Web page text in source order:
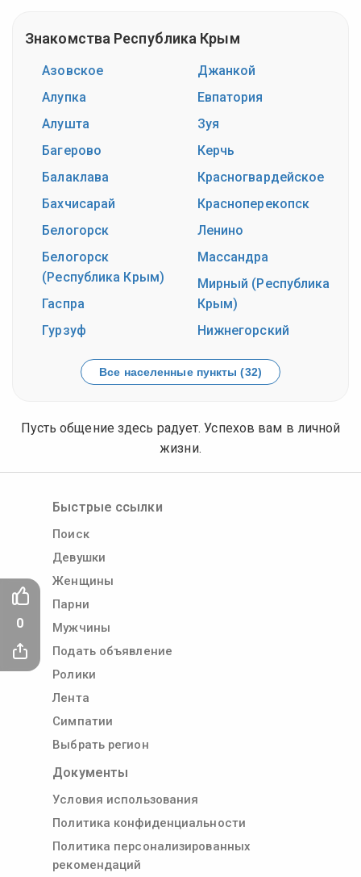
Знакомства Республика Крым
Азовское
Алупка
Алушта
Багерово
Балаклава
Бахчисарай
Белогорск
Белогорск
(Республика Крым)
Гаспра
Гурзуф
Джанкой
Евпатория
Зуя
Керчь
Красногвардейское
Красноперекопск
Ленино
Массандра
Мирный (Республика
Крым)
Нижнегорский
Все населенные пункты (32)
Пусть общение здесь радует. Успехов вам в личной
жизни.
Быстрые ссылки
Поиск
Девушки
Женщины
Парни
Мужчины
Подать объявление
Ролики
Лента
Симпатии
Выбрать регион
Документы
Условия использования
Политика конфиденциальности
Политика персонализированных
рекомендаций
0